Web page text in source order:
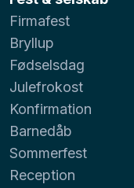
Firmafest
Bryllup
Fødselsdag
Julefrokost
Konfirmation
Barnedåb
Sommerfest
Reception